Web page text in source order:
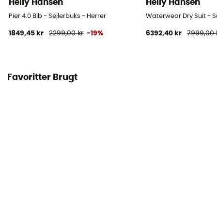
Helly Hansen
Pier 4.0 Bib - Sejlerbuks - Herrer
1849,45 kr 2299,00 kr -19%
Helly Hansen
Waterwear Dry Suit -
6392,40 kr 7999,00
Favoritter Brugt